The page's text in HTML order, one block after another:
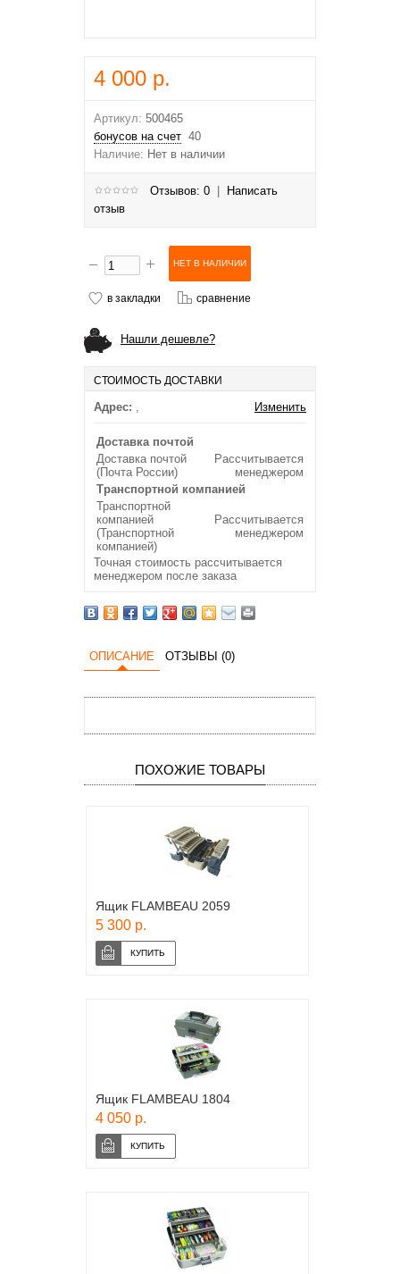
4 000 р.
Артикул: 500465
бонусов на счет 40
Наличие: Нет в наличии
Отзывов: 0
Написать
отзыв
в закладки сравнение
Нашли дешевле?
СТОИМОСТЬ ДОСТАВКИ
Адрес: , Изменить
Доставка почтой
Доставка почтой
(Почта России)
Рассчитывается
менеджером
Транспортной компанией
Транспортной
компанией
(Транспортной
компанией)
Рассчитывается
менеджером
Точная стоимость рассчитывается
менеджером после заказа
ОПИСАНИЕ ОТЗЫВЫ (0)
ПОХОЖИЕ ТОВАРЫ
Ящик FLAMBEAU 2059
5 300 р.
Ящик FLAMBEAU 1804
4 050 р.